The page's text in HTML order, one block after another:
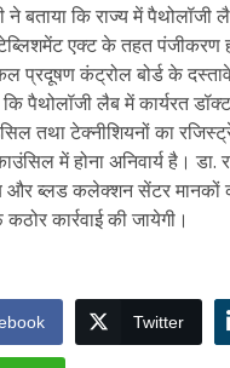
ने बताया कि राज्य में
एक्ट के तहत
प्रदूषण कंट्रोल बोर्ड के
कि पैथोलॉजी लैब में कार्यरत
तथा टेक्नीशियनों का
में होना अनिवार्य है। डा.
और ब्लड कलेक्शन सेंटर मानकों
कार्रवाई की जायेगी।
Twitter